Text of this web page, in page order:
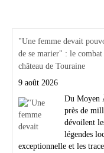
"Une femme devait
de se marier" : le
château de Touraine
9 août 2026
Du Moyen
près de
dévoilent
légendes
exceptionnelle et les